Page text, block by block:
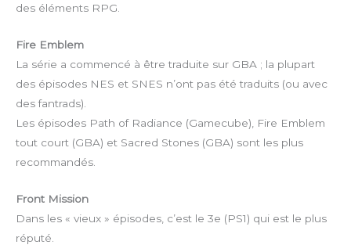
des éléments RPG.
Fire Emblem
La série a commencé à être traduite sur GBA ; la plupart
des épisodes NES et SNES n’ont pas été traduits (ou avec
des fantrads).
Les épisodes Path of Radiance (Gamecube), Fire Emblem
tout court (GBA) et Sacred Stones (GBA) sont les plus
recommandés.
Front Mission
Dans les « vieux » épisodes, c’est le 3e (PS1) qui est le plus
réputé.